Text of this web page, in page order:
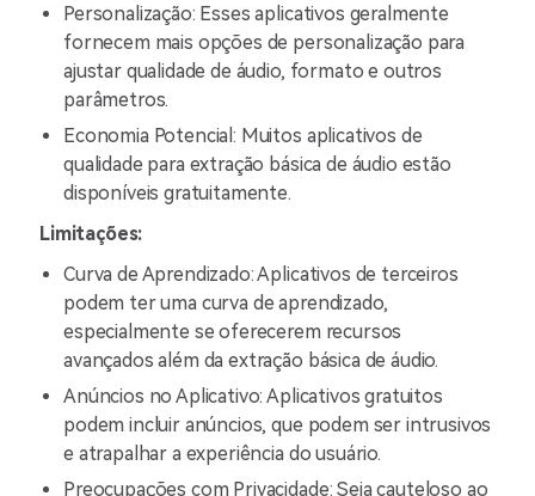
Personalização: Esses aplicativos geralmente
fornecem mais opções de personalização para
ajustar qualidade de áudio, formato e outros
parâmetros.
Economia Potencial: Muitos aplicativos de
qualidade para extração básica de áudio estão
disponíveis gratuitamente.
Limitações:
Curva de Aprendizado: Aplicativos de terceiros
podem ter uma curva de aprendizado,
especialmente se oferecerem recursos
avançados além da extração básica de áudio.
Anúncios no Aplicativo: Aplicativos gratuitos
podem incluir anúncios, que podem ser intrusivos
e atrapalhar a experiência do usuário.
Preocupações com Privacidade: Seja cauteloso ao